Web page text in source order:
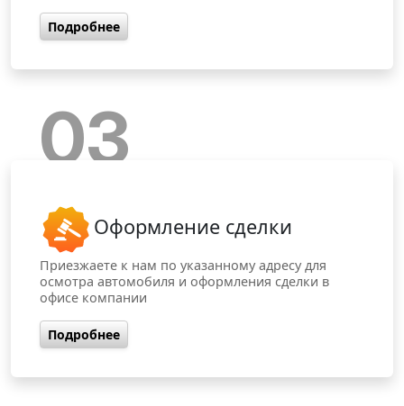
Подробнее
03
Оформление сделки
Приезжаете к нам по указанному адресу для
осмотра автомобиля и оформления сделки в
офисе компании
Подробнее